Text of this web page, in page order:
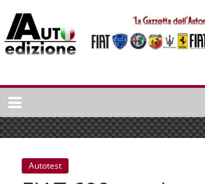
naar
inhoud
Auto
Edizione
La
Gazetta
dell'Automobile
ItalianaAutotest